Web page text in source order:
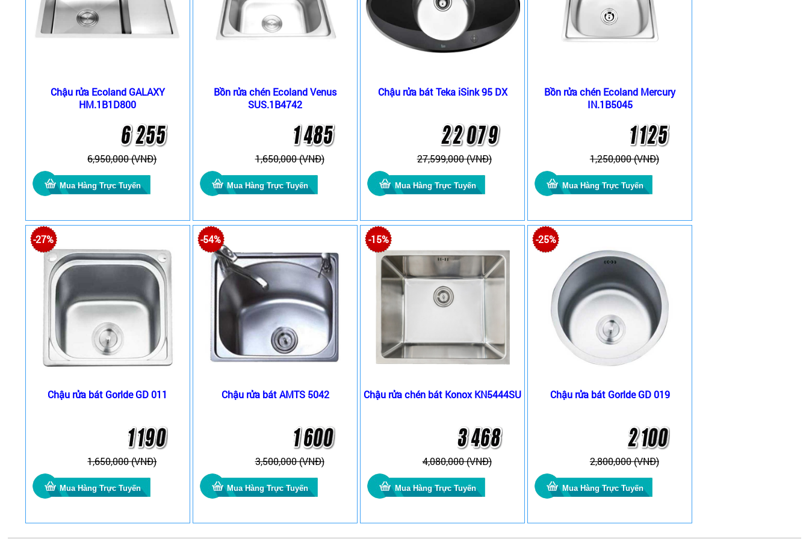
Chậu rửa Ecoland GALAXY
HM.1B1D800
6,950,000 (VNĐ)
Bồn rửa chén Ecoland Venus
SUS.1B4742
1,650,000 (VNĐ)
Chậu rửa bát Teka iSink 95 DX
27,599,000 (VNĐ)
Bồn rửa chén Ecoland Mercury
IN.1B5045
1,250,000 (VNĐ)
-27%
Chậu rửa bát Gorlde GD 011
1,650,000 (VNĐ)
-54%
Chậu rửa bát AMTS 5042
3,500,000 (VNĐ)
-15%
Chậu rửa chén bát Konox KN5444SU
4,080,000 (VNĐ)
-25%
Chậu rửa bát Gorlde GD 019
2,800,000 (VNĐ)